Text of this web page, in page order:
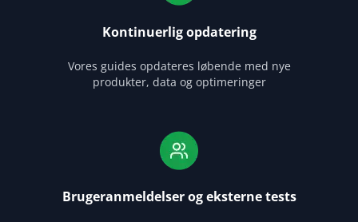
Kontinuerlig opdatering
Vores guides opdateres løbende med nye
produkter, data og optimeringer
Brugeranmeldelser og eksterne tests